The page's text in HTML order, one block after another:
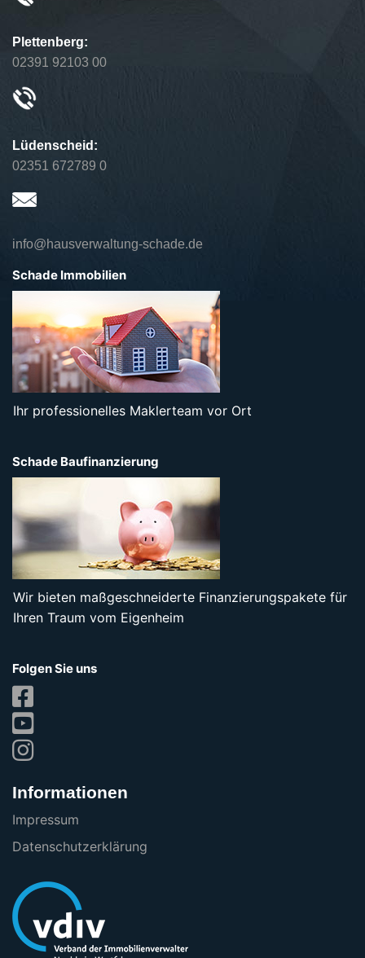
Plettenberg:
02391 92103 00
Lüdenscheid:
02351 672789 0
info@hausverwaltung-schade.de
Schade Immobilien
Ihr professionelles Maklerteam vor Ort
Schade Baufinanzierung
Wir bieten maßgeschneiderte Finanzierungspakete für
Ihren Traum vom Eigenheim
Folgen Sie uns
Informationen
Impressum
Datenschutzerklärung